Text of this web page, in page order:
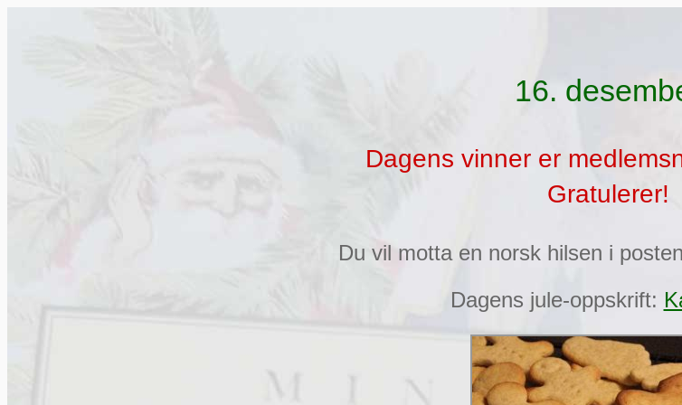
16.
Dagens vinner er
Gratulerer!
Du vil motta en norsk hilsen i
Dagens jule-oppskrift: